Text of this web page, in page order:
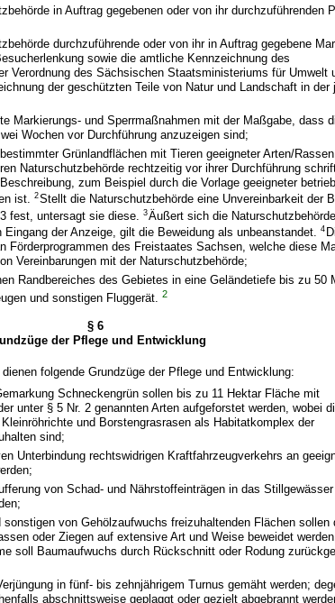
in Auftrag gegebenen oder von ihr durchzuführenden
durchzuführende oder von ihr in Auftrag gegebene
sowie die amtliche Kennzeichnung des
Verordnung des Sächsischen Staatsministeriums für Umwelt
der geschützten Teile von Natur und Landschaft in der
Markierungs- und Sperrmaßnahmen mit der Maßgabe, dass
Wochen vor Durchführung anzuzeigen sind;
Grünlandflächen mit Tieren geeigneter Arten/
Naturschutzbehörde rechtzeitig vor ihrer Durchführung
zum Beispiel durch die Vorlage geeigneter
ist.2Stellt die Naturschutzbehörde eine Unvereinbarkeit der
fest, untersagt sie diese.3Äußert sich die
Eingang der Anzeige, gilt die Beweidung als unbeanstandet.4
Förderprogrammen des Freistaates Sachsen, welche diese
Vereinbarungen mit der Naturschutzbehörde;
Randbereiches des Gebietes in eine Geländetiefe bis zu 50
und sonstigen Fluggerät.2
§ 6
der Pflege und Entwicklung
folgende Grundzüge der Pflege und Entwicklung:
Schneckengrün sollen bis zu 11 Hektar Fläche mit
unter § 5 Nr. 2 genannten Arten aufgeforstet werden, wobei
und Borstengrasrasen als Habitatkomplex der
sind;
Unterbindung rechtswidrigen Kraftfahrzeugverkehrs an
von Schad- und Nährstoffeinträgen in das
von Gehölzaufwuchs freizuhaltenden Flächen sollen
oder Ziegen auf extensive Art und Weise beweidet
soll Baumaufwuchs durch Rückschnitt oder Rodung
in fünf- bis zehnjährigem Turnus gemäht werden;
abschnittsweise geplaggt oder gezielt abgebrannt